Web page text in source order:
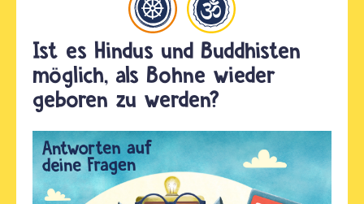
Ist es Hindus und Buddhisten
möglich, als Bohne wieder
geboren zu werden?